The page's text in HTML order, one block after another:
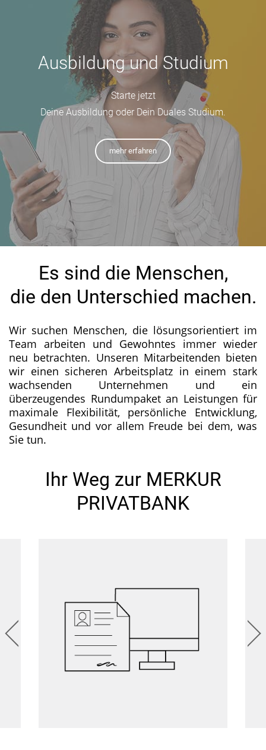
Ausbildung und Studium
Starte jetzt
Deine Ausbildung oder Dein Duales Studium.
mehr erfahren
Es sind die Menschen,
die den Unterschied machen.
Wir suchen Menschen, die lösungsorientiert im
Team arbeiten und Gewohntes immer wieder
neu betrachten. Unseren Mitarbeitenden bieten
wir einen sicheren Arbeitsplatz in einem stark
wachsenden Unternehmen und ein
überzeugendes Rundumpaket an Leistungen für
maximale Flexibilität, persönliche Entwicklung,
Gesundheit und vor allem Freude bei dem, was
Sie tun.
Ihr Weg zur MERKUR
PRIVATBANK